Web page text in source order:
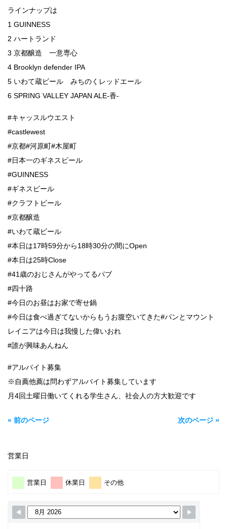
ラインナップは
1 GUINNESS
2 ハートランド
3 京都醸造 一意専心
4 Brooklyn defender IPA
5 いわて蔵ビール みちのくレッドエール
6 SPRING VALLEY JAPAN ALE-香-
#キャッスルウエスト
#castlewest
#京都#河原町#木屋町
#日本一のギネスビール
#GUINNESS
#ギネスビール
#クラフトビール
#京都醸造
#いわて蔵ビール
#本日は17時59分から18時30分の間にOpen
#本日は25時Close
#41歳のおじさんがやってるパブ
#四十路
#今日のお昼はお家で寄せ鍋
#今日は食べ過ぎてないからもうお腹空いてきた#パンとマウント
レイニアは今日は我慢した偉いおれ
#誰が興味あんねん
#アルバイト募集
※自薦他薦は問わずアルバイト募集しています
月4回土曜日働いてくれる学生さん、社会人の方大歓迎です
« 前のページ 次のページ »
営業日
営業日 休業日 その他